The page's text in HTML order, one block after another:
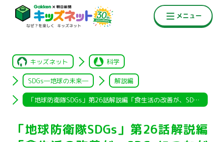
キッズネット 科学
SDGs―地球の未来― 解説編
「地球防衛隊SDGs」第26話解説編「食生活の改善が、SDGsにつ
「地球防衛隊SDGs」第26話解説編